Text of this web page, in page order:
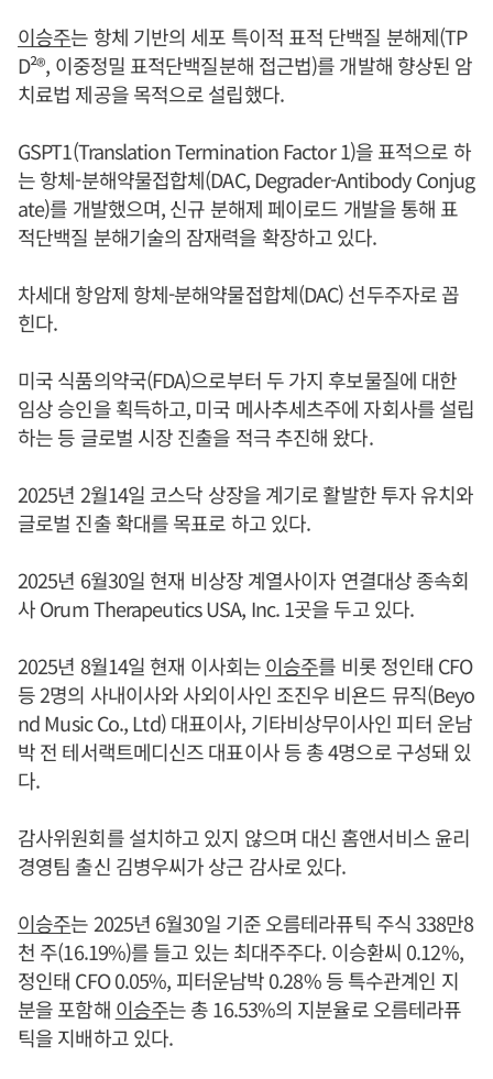
이승주는 항체 기반의 세포 특이적 표적 단백질 분해제(TP
D²®, 이중정밀 표적단백질분해 접근법)를 개발해 향상된 암
치료법 제공을 목적으로 설립했다.
GSPT1(Translation Termination Factor 1)을 표적으로 하
는 항체-분해약물접합체(DAC, Degrader-Antibody Conjug
ate)를 개발했으며, 신규 분해제 페이로드 개발을 통해 표
적단백질 분해기술의 잠재력을 확장하고 있다.
차세대 항암제 항체-분해약물접합체(DAC) 선두주자로 꼽
힌다.
미국 식품의약국(FDA)으로부터 두 가지 후보물질에 대한
임상 승인을 획득하고, 미국 메사추세츠주에 자회사를 설립
하는 등 글로벌 시장 진출을 적극 추진해 왔다.
2025년 2월14일 코스닥 상장을 계기로 활발한 투자 유치와
글로벌 진출 확대를 목표로 하고 있다.
2025년 6월30일 현재 비상장 계열사이자 연결대상 종속회
사 Orum Therapeutics USA, Inc. 1곳을 두고 있다.
2025년 8월14일 현재 이사회는이승주를 비롯 정인태 CFO
등 2명의 사내이사와 사외이사인 조진우 비욘드 뮤직(Beyo
nd Music Co., Ltd) 대표이사, 기타비상무이사인 피터 운남
박 전 테서랙트메디신즈 대표이사 등 총 4명으로 구성돼 있
다.
감사위원회를 설치하고 있지 않으며 대신 홈앤서비스 윤리
경영팀 출신 김병우씨가 상근 감사로 있다.
이승주는 2025년 6월30일 기준 오름테라퓨틱 주식 338만8
천 주(16.19%)를 들고 있는 최대주주다. 이승환씨 0.12%,
정인태 CFO 0.05%, 피터운남박 0.28% 등 특수관계인 지
분을 포함해 이승주는 총 16.53%의 지분율로 오름테라퓨
틱을 지배하고 있다.